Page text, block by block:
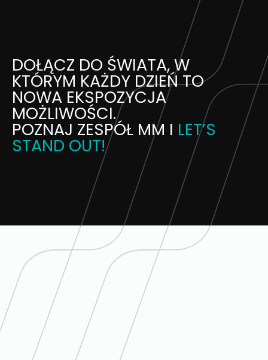
DOŁĄCZ DO ŚWIATA, W
KTÓRYM KAŻDY DZIEŃ TO
NOWA EKSPOZYCJA
MOŻLIWOŚCI.
POZNAJ ZESPÓŁ MM I LET’S
STAND OUT!